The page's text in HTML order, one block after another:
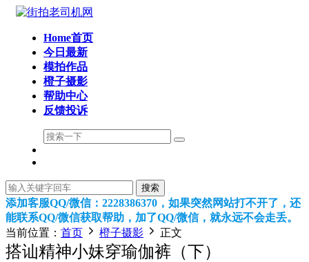
Home首页
今日最新
模拍作品
橙子摄影
帮助中心
反馈投诉
搜索
添加客服QQ/微信：2228386370，如果突然网站打不开了，还
能联系QQ/微信获取帮助，加了QQ/微信，就永远不会走丢。
当前位置： 首页 橙子摄影 正文
搭讪精神小妹穿瑜伽裤（下）